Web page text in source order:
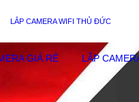
LẮP CAMERA WIFI THỦ ĐỨC
GIÁ RẺ LẮP